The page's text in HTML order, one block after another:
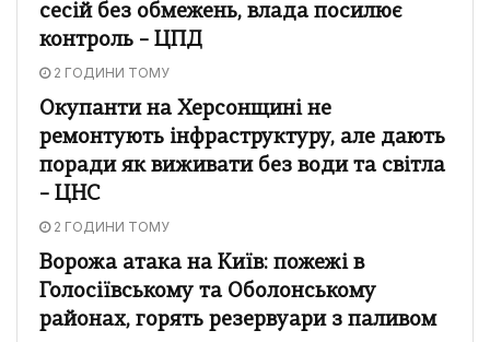
сесій без обмежень, влада посилює
контроль – ЦПД
2 ГОДИНИ ТОМУ
Окупанти на Херсонщині не
ремонтують інфраструктуру, але дають
поради як виживати без води та світла
– ЦНС
2 ГОДИНИ ТОМУ
Ворожа атака на Київ: пожежі в
Голосіївському та Оболонському
районах, горять резервуари з паливом